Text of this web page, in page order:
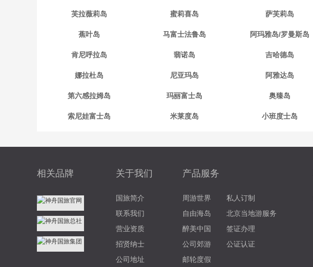
芙拉薇莉岛 蜜莉喜岛 萨芙莉岛
蕉叶岛 马富士法鲁岛 阿玛雅岛/罗曼斯岛
肯尼呼拉岛 翡诺岛 吉哈德岛
娜拉杜岛 尼亚玛岛 阿雅达岛
第六感拉姆岛 玛丽富士岛 奥臻岛
索尼娃富士岛 米莱度岛 小班度士岛
相关品牌 关于我们
国旅简介
联系我们
营业资质
招贤纳士
公司地址
产品服务
周游世界
私人订制
自由海岛
北京当地游服务
醉美中国
签证办理
公司郊游
公证认证
邮轮度假